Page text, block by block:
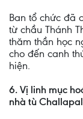
Ban tổ chức đã
từ chầu Thánh
thăm thần học
cho đến canh
hiện.
6. Vị linh mục
nhà tù